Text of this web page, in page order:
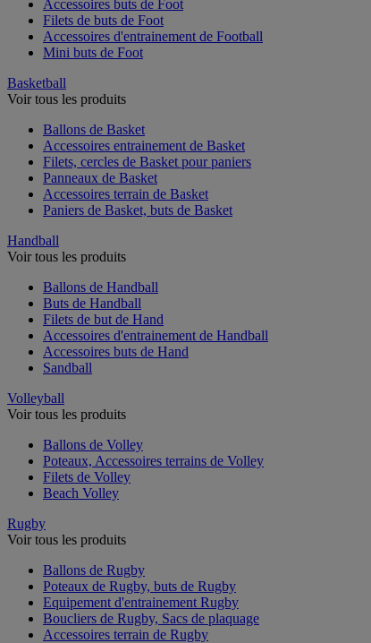
Accessoires buts de Foot
Filets de buts de Foot
Accessoires d'entrainement de Football
Mini buts de Foot
Basketball
Voir tous les produits
Ballons de Basket
Accessoires entrainement de Basket
Filets, cercles de Basket pour paniers
Panneaux de Basket
Accessoires terrain de Basket
Paniers de Basket, buts de Basket
Handball
Voir tous les produits
Ballons de Handball
Buts de Handball
Filets de but de Hand
Accessoires d'entrainement de Handball
Accessoires buts de Hand
Sandball
Volleyball
Voir tous les produits
Ballons de Volley
Poteaux, Accessoires terrains de Volley
Filets de Volley
Beach Volley
Rugby
Voir tous les produits
Ballons de Rugby
Poteaux de Rugby, buts de Rugby
Equipement d'entrainement Rugby
Boucliers de Rugby, Sacs de plaquage
Accessoires terrain de Rugby